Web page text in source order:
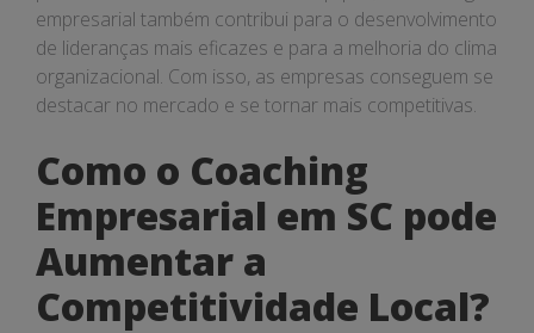
empresarial também contribui para o desenvolvimento
de lideranças mais eficazes e para a melhoria do clima
organizacional. Com isso, as empresas conseguem se
destacar no mercado e se tornar mais competitivas.
Como o Coaching
Empresarial em SC pode
Aumentar a
Competitividade Local?